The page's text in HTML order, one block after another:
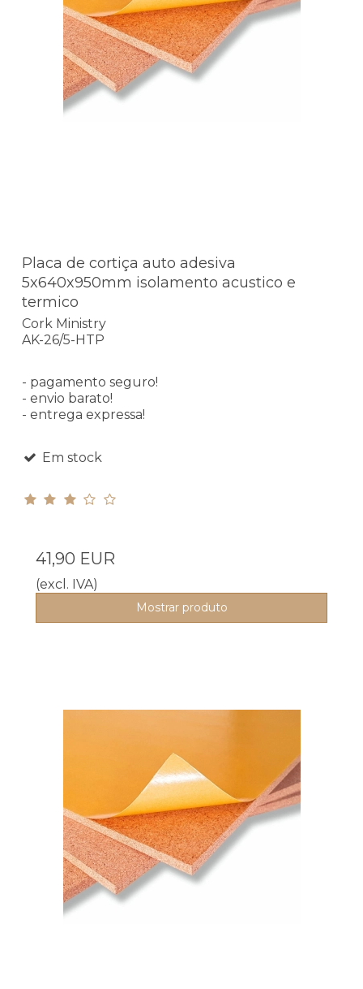
Placa de cortiça auto adesiva
5x640x950mm isolamento acustico e
termico
Cork Ministry
AK-26/5-HTP
- pagamento seguro!
- envio barato!
- entrega expressa!
Em stock
41,90 EUR
(excl. IVA)
Mostrar produto